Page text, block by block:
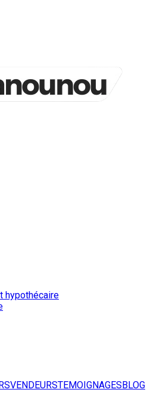
hypothécaire
VENDEURSTEMOIGNAGESBLOG